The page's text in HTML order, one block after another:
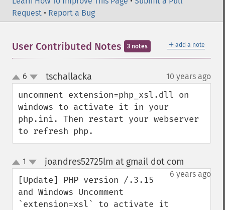
Request • Report a Bug
＋ add a note
User Contributed Notes 3 notes
up
down
6 tschallacka 10 years ago
uncomment extension=php_xsl.dll on
windows to activate it in your
php.ini. Then restart your webserver
to refresh php.
up
down
1 joandres52725lm at gmail dot com
6 years ago
[Update] PHP version /.3.15
and Windows Uncomment
`extension=xsl` to activate it